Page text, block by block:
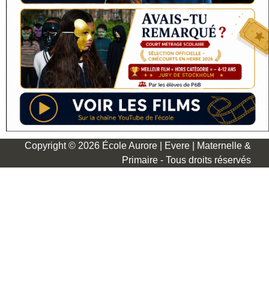
Copyright © 2026 École Aurore | Evere | Maternelle &
Primaire - Tous droits réservés